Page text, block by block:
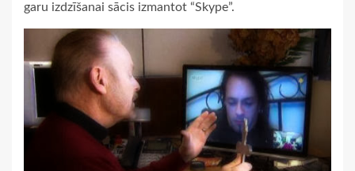
garu izdzīšanai sācis izmantot “Skype”.